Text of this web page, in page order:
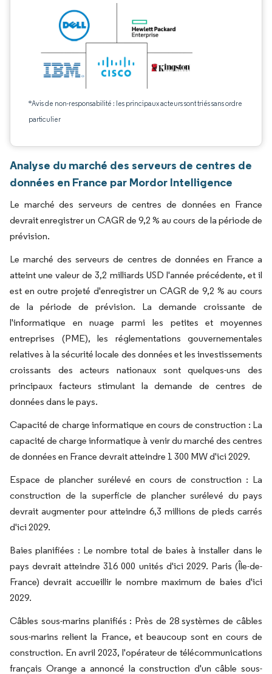
*Avis de non-responsabilité : les principaux acteurs sont triés sans ordre
particulier
Analyse du marché des serveurs de centres de
données en France par Mordor Intelligence
Le marché des serveurs de centres de données en France
devrait enregistrer un CAGR de 9,2 % au cours de la période de
prévision.
Le marché des serveurs de centres de données en France a
atteint une valeur de 3,2 milliards USD l'année précédente, et il
est en outre projeté d'enregistrer un CAGR de 9,2 % au cours
de la période de prévision. La demande croissante de
l'informatique en nuage parmi les petites et moyennes
entreprises (PME), les réglementations gouvernementales
relatives à la sécurité locale des données et les investissements
croissants des acteurs nationaux sont quelques-uns des
principaux facteurs stimulant la demande de centres de
données dans le pays.
Capacité de charge informatique en cours de construction : La
capacité de charge informatique à venir du marché des centres
de données en France devrait atteindre 1 300 MW d'ici 2029.
Espace de plancher surélevé en cours de construction : La
construction de la superficie de plancher surélevé du pays
devrait augmenter pour atteindre 6,3 millions de pieds carrés
d'ici 2029.
Baies planifiées : Le nombre total de baies à installer dans le
pays devrait atteindre 316 000 unités d'ici 2029. Paris (Île-de-
France) devrait accueillir le nombre maximum de baies d'ici
2029.
Câbles sous-marins planifiés : Près de 28 systèmes de câbles
sous-marins relient la France, et beaucoup sont en cours de
construction. En avril 2023, l'opérateur de télécommunications
français Orange a annoncé la construction d'un câble sous-